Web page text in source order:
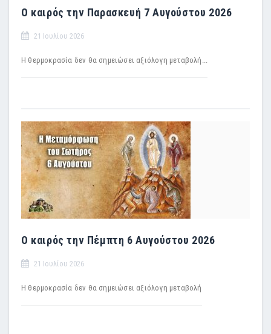
Ο καιρός την Παρασκευή 7 Αυγούστου 2026
21 Ιουλίου 2026
Η θερμοκρασία δεν θα σημειώσει αξιόλογη μεταβολή...
Ο καιρός την Πέμπτη 6 Αυγούστου 2026
21 Ιουλίου 2026
H θερμοκρασία δεν θα σημειώσει αξιόλογη μεταβολή